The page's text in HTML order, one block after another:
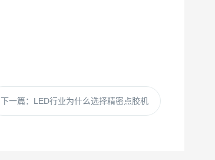
下一篇： LED行业为什么选择精密点胶机